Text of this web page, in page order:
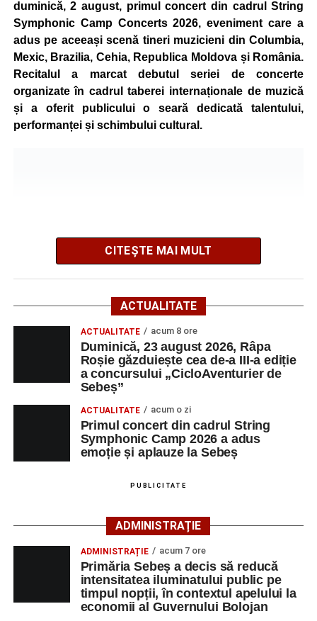
concurenți vor fi recompensați cu premii în bani și premii
oferite de partenerii evenimentului.
Înaintea zilei de concurs, participanții își vor putea ridica
vor putea înscrie direct la competiție în cadrul Punctului
Oficial de Înscrieri și Informații (Race Office), care va
funcționa după următorul program:
Roșie, unde vor avea loc și antrenamente libere pe
traseul de concurs.
Startul competiției va fi dat duminică, 23 august 2026, la
ora 10:00, la Râpa Roșie.
Înscrierile online sunt deschise până în 22 august 2026 și
pot fi efectuate pe site-ulwww.cicloaventura.ro.
Adaugă-ne ca sursă preferată
Urmărește-ne pe Google News
Primăria Sebeș a decis să reducă intensitatea
iluminatului public pe timpul nopții, în contextul
apelului la economii al Guvernului Bolojan
Duminică, 23 august 2026, Râpa Roșie găzduiește
cea de-a III-a ediție a concursului „CicloAventurier
duminică, 2 august, primul concert din cadrul String
Symphonic Camp Concerts 2026, eveniment care a
adus pe aceeași scenă tineri muzicieni din Columbia,
Mexic, Brazilia, Cehia, Republica Moldova și România.
Recitalul a marcat debutul seriei de concerte
organizate în cadrul taberei internaționale de muzică
și a oferit publicului o seară dedicată talentului,
performanței și schimbului cultural.
String Symphonic Camp 2026 reunește tineri
instrumentiști din 6 țări, alături de voluntari și foști elevi ai
participă, timp de o săptămână, la cursuri de
perfecționare, repetiții și activități artistice desfășurate sub
îndrumarea unor profesori și mentori.
CITEȘTE MAI MULT
ACTUALITATE
ACTUALITATE acum 8 ore
Duminică, 23 august 2026, Râpa
Roșie găzduiește cea de-a III-a ediție
a concursului „CicloAventurier de
Sebeș”
ACTUALITATE acum o zi
Primul concert din cadrul String
Symphonic Camp 2026 a adus
emoție și aplauze la Sebeș
PUBLICITATE
ADMINISTRAȚIE
ADMINISTRAȚIE acum 7 ore
Primăria Sebeș a decis să reducă
intensitatea iluminatului public pe
timpul nopții, în contextul apelului la
economii al Guvernului Bolojan